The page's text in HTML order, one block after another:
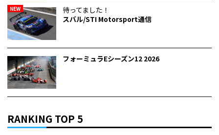
NEW
待ってました！
スバル/STI Motorsport通信
フォーミュラEシーズン12 2026
RANKING TOP 5